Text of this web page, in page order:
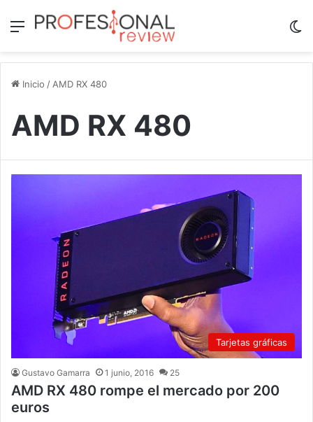
Menú
Inicio /AMD RX 480
AMD RX 480
Tarjetas gráficas
Gustavo Gamarra 1 junio, 2016 25
AMD RX 480 rompe el mercado por 200
euros